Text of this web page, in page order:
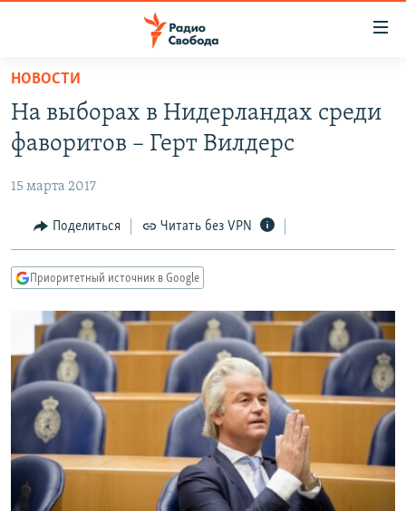
упрощенного
доступа
Вернуться
основному
Вернутся
главной
навигации
Вернутся
поиску
ПРОГРАММЫ
ПОДКАСТЫ
АВТОРСКИЕ ПРОЕКТЫ
ЦИТАТЫ СВОБОДЫ
МНЕНИЯ
IDEL.РЕАЛИИ
КАВКАЗ.РЕАЛИИ
СЕВЕР.РЕАЛИИ
СИБИРЬ.РЕАЛИИ
РАСПИСАНИЕ ВЕЩАНИЯ
ПОДПИШИТЕСЬ НА РАССЫЛКУ
СОЦИАЛЬНЫЕ СЕТИ
НОВОСТИ
На выборах в Нидерландах среди
фаворитов – Герт Вилдерс
15 марта 2017
Поделиться Читать без VPN
Приоритетный источник в Google